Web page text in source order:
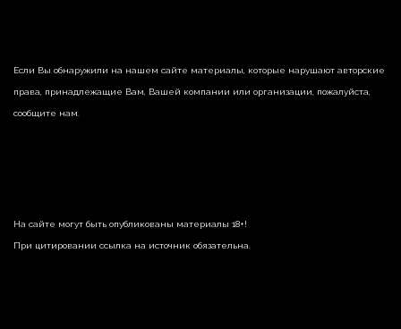
Если Вы обнаружили на нашем сайте материалы, которые нарушают авторские
права, принадлежащие Вам, Вашей компании или организации, пожалуйста,
сообщите нам.
На сайте могут быть опубликованы материалы 18+!
При цитировании ссылка на источник обязательна.